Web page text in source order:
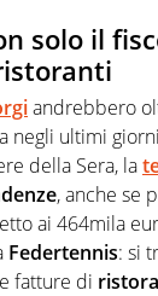
solo il
andrebbero
negli ultimi
della Sera, la
, anche se
ai 464mila
Federtennis: si
e fatture di